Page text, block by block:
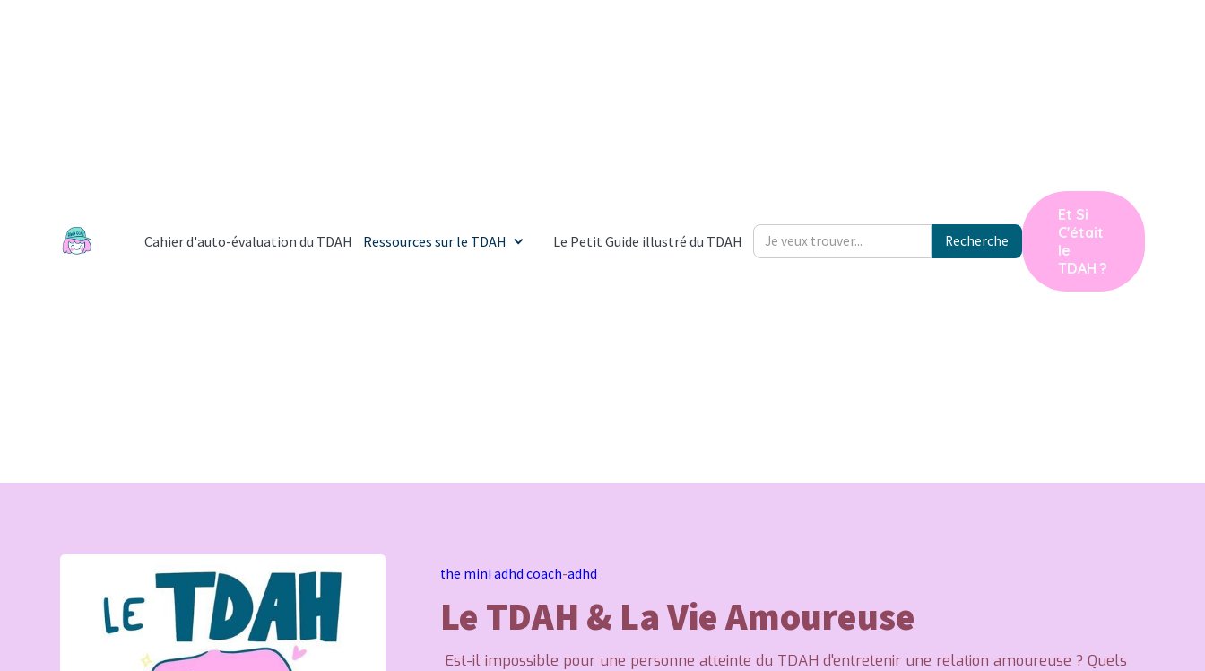
Cahier d'auto-évaluation du TDAH Ressources sur le TDAH Le Petit Guide illustré du TDAH
Et Si
C'était
le
TDAH ?
the mini adhd coach-adhd
Le TDAH & La Vie Amoureuse
Est-il impossible pour une personne atteinte du TDAH d'entretenir une relation amoureuse ? Quels